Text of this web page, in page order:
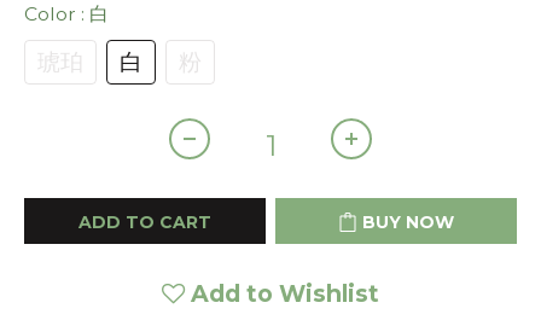
Color : 白
琥珀 白 粉
ADD TO CART BUY NOW
Add to Wishlist